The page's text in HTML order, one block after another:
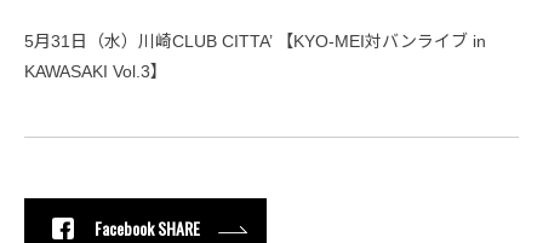
5月31日（水）川崎CLUB CITTA’ 【KYO-MEI対バンライブ in
KAWASAKI Vol.3】
Facebook SHARE